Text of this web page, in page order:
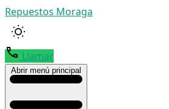
Repuestos Moraga
Llamar
Abrir menú principal